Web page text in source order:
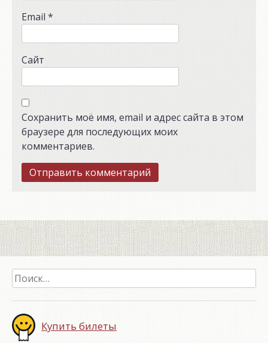
Email *
Сайт
Сохранить моё имя, email и адрес сайта в этом
браузере для последующих моих
комментариев.
Найти:
Купить билеты